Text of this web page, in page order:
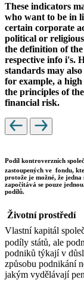
These indicators
who want to be in
certain corporate
political or
the definition of
respective info i's.
standards may
for example, a
the principles of
financial risk.
Podíl kontroverzních
zastoupených ve fondu,
protože je možné, že
započítává se pouze
podílů.
Životní prostředí
Vlastní kapitál
podíly států, ale
podniků týkají v
způsobu podnikání
jakým vydělávají